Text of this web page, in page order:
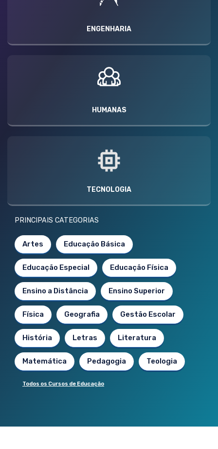
ENGENHARIA
HUMANAS
TECNOLOGIA
PRINCIPAIS CATEGORIAS
Artes Educação Básica
Educação Especial Educação Física
Ensino a Distância Ensino Superior
Física Geografia Gestão Escolar
História Letras Literatura
Matemática Pedagogia Teologia
Todos os Cursos de Educação